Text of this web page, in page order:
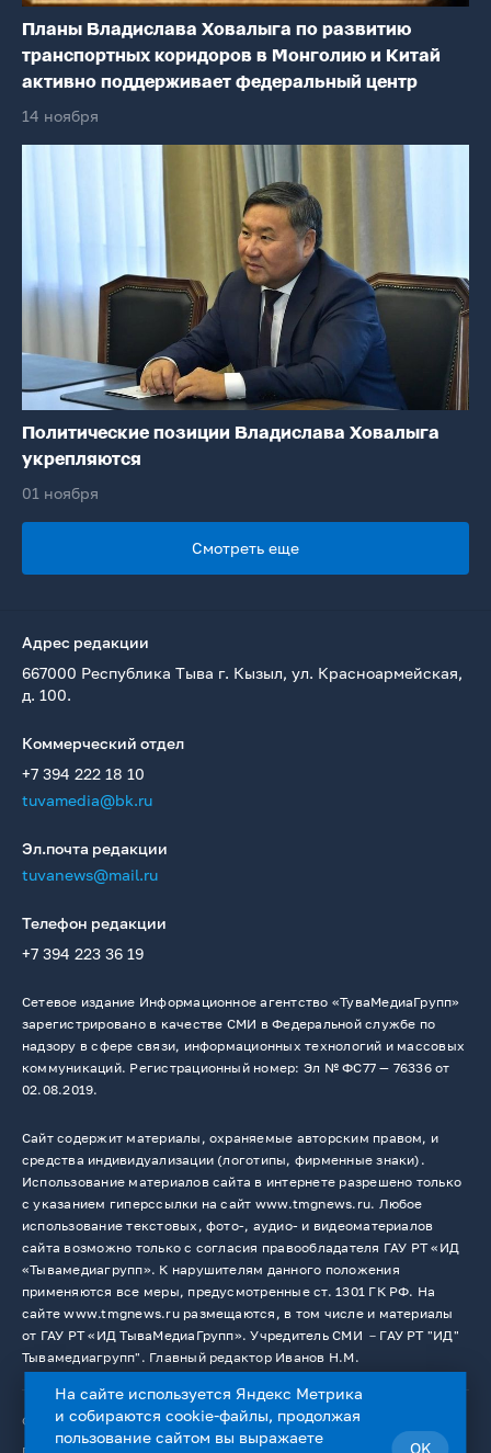
Планы Владислава Ховалыга по развитию
транспортных коридоров в Монголию и Китай
активно поддерживает федеральный центр
14 ноября
Политические позиции Владислава Ховалыга
укрепляются
01 ноября
Смотреть еще
Адрес редакции
667000 Республика Тыва г. Кызыл, ул. Красноармейская,
д. 100.
Коммерческий отдел
+7 394 222 18 10
tuvamedia@bk.ru
Эл.почта редакции
tuvanews@mail.ru
Телефон редакции
+7 394 223 36 19
Сетевое издание Информационное агентство «ТуваМедиаГрупп»
зарегистрировано в качестве СМИ в Федеральной службе по
надзору в сфере связи, информационных технологий и массовых
коммуникаций. Регистрационный номер: Эл № ФС77 — 76336 от
02.08.2019.
Сайт содержит материалы, охраняемые авторским правом, и
средства индивидуализации (логотипы, фирменные знаки).
Использование материалов сайта в интернете разрешено только
с указанием гиперссылки на сайт www.tmgnews.ru. Любое
использование текстовых, фото-, аудио- и видеоматериалов
сайта возможно только с согласия правообладателя ГАУ РТ «ИД
«Тывамедиагрупп». К нарушителям данного положения
применяются все меры, предусмотренные ст. 1301 ГК РФ. На
сайте www.tmgnews.ru размещаются, в том числе и материалы
от ГАУ РТ «ИД ТываМедиаГрупп». Учредитель СМИ －ГАУ РТ "ИД"
Тывамедиагрупп". Главный редактор Иванов Н.М.
© 2026. Все права защищены.
12+
На сайте используется Яндекс Метрика
и собираются cookie-файлы, продолжая
пользование сайтом вы выражаете
OK